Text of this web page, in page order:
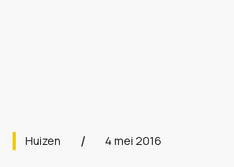
Huizen 4 mei 2016